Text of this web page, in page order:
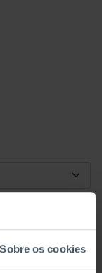
Sobre os cookies